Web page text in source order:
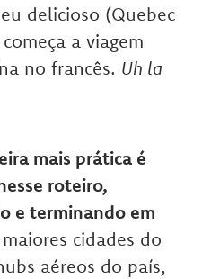
delicioso (Quebec
a viagem
no francês. Uh la
mais prática é
roteiro,
e terminando em
cidades do
aéreos do país,